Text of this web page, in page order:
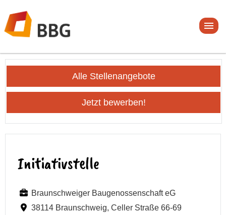
Alle Stellenangebote
Jetzt bewerben!
Initiativstelle
Braunschweiger Baugenossenschaft eG
38114 Braunschweig, Celler Straße 66-69